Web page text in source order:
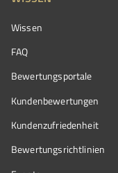
Wissen
FAQ
Bewertungsportale
Kundenbewertungen
Kundenzufriedenheit
Bewertungs­richtlinien